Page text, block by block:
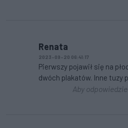
Renata
2023-09-20 06:41:17
Pierwszy pojawił się na
dwóch plakatów. Inne tuzy
Aby